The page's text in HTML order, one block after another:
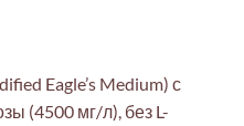
Eagle’s Medium) с
(4500 мг/л), без L-